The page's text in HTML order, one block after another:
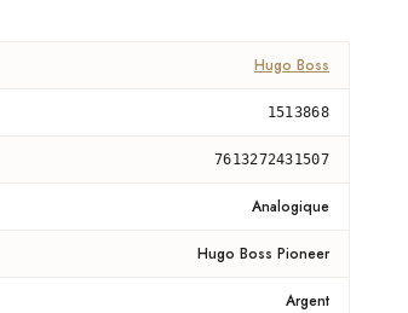
Hugo Boss
1513868
7613272431507
Analogique
Hugo Boss Pioneer
Argent